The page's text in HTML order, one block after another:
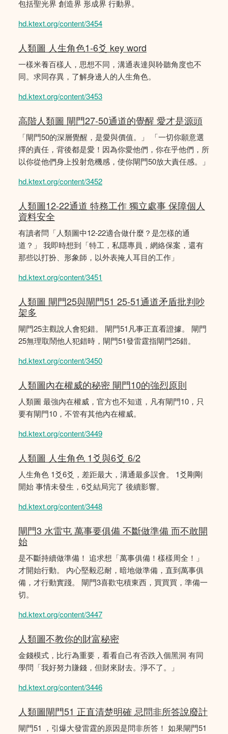
包括聖光界 創造界 形成界 行動界。
hd.ktext.org/content/3454
人類圖 人生角色1-6爻 key word
一樣米養百樣人，思想不同，溝通表達與聆聽角度也不
同。求同存異，了解身邊人的人生角色。
hd.ktext.org/content/3453
高階人類圖 閘門27-50通道的覺醒 愛才是源頭
「閘門50的深層覺醒，是愛與價值。」 「一切你願意選
擇的責任，背後都是愛！因為你愛他們，你在乎他們，所
以你從他們身上投射危機感，使你閘門50放大責任感。」
hd.ktext.org/content/3452
人類圖12-22通道 特務工作 獨立處事 保障個人
資料安全
有讀者問「人類圖中12-22適合做什麼？是怎樣的通
道？」 我即時想到「特工，私隱專員，網絡保案，還有
那些以打扮、形象師，以外表掩人耳目的工作」
hd.ktext.org/content/3451
人類圖 閘門25與閘門51 25-51通道矛盾批判吵
架多
閘門25主觀說人會犯錯。 閘門51凡事正直看證據。 閘門
25無理取鬧他人犯錯時，閘門51發雷霆指閘門25錯。
hd.ktext.org/content/3450
人類圖內在權威的秘密 閘門10的強烈原則
人類圖 最強內在權威，官方也不知道，凡有閘門10，只
要有閘門10，不管有其他內在權威。
hd.ktext.org/content/3449
人類圖 人生角色 1爻與6爻 6/2
人生角色 1爻6爻，差距最大，溝通最多誤會。 1爻剛剛
開始 事情未發生，6爻結局完了 後續影響。
hd.ktext.org/content/3448
閘門3 水雷屯 萬事要俱備 不斷做準備 而不敢開
始
是不斷持續做準備！ 追求想「萬事俱備！樣樣周全！」
才開始行動。 內心堅毅忍耐，暗地做準備，直到萬事俱
備，才行動實踐。 閘門3喜歡屯積東西，買買買，準備一
切。
hd.ktext.org/content/3447
人類圖不教你的財富秘密
金錢模式，比行為重要，看看自己有否跌入個黑洞 有同
學問「我好努力賺錢，但財來財去。淨不了。」
hd.ktext.org/content/3446
人類圖閘門51 正直清楚明確 忌問非所答說廢計
閘門51 ，引爆大發雷霆的原因是問非所答！ 如果閘門51